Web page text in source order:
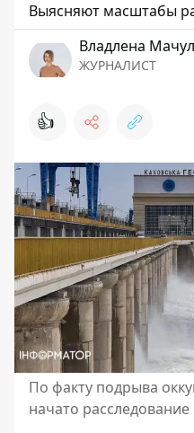
Выясняют масштабы
Владлена
ЖУРНАЛИСТ
👍
По факту подрыва
начато